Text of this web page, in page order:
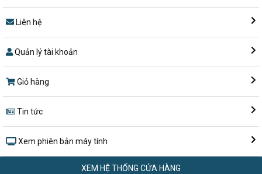
Liên hệ
Quản lý tài khoản
Giỏ hàng
Tin tức
Xem phiên bản máy tính
XEM HỆ THỐNG CỬA HÀNG